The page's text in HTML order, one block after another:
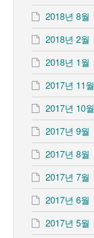
2018년 8월
2018년 2월
2018년 1월
2017년 11월
2017년 10월
2017년 9월
2017년 8월
2017년 7월
2017년 6월
2017년 5월